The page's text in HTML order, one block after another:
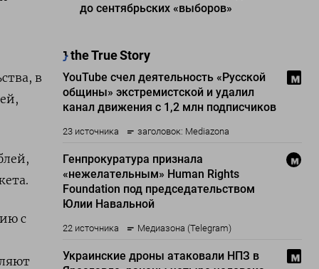
в
с
до сентябрьских «выборов»